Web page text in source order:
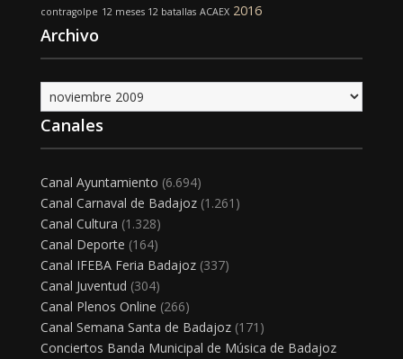
contragolpe 12 meses 12 batallas ACAEX 2016
Archivo
Archivo
Canales
Canal Ayuntamiento (6.694)
Canal Carnaval de Badajoz(1.261)
Canal Cultura (1.328)
Canal Deporte (164)
Canal IFEBA Feria Badajoz(337)
Canal Juventud (304)
Canal Plenos Online (266)
Canal Semana Santa de Badajoz(171)
Conciertos Banda Municipal de Música de Badajoz